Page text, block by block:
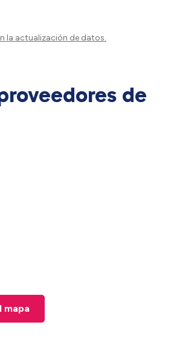
la actualización de datos.
de
mapa